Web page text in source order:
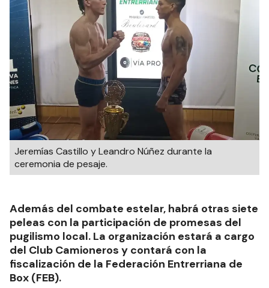
Jeremías Castillo y Leandro Núñez durante la
ceremonia de pesaje.
Además del combate estelar, habrá otras siete
peleas con la participación de promesas del
pugilismo local. La organización estará a cargo
del Club Camioneros y contará con la
fiscalización de la Federación Entrerriana de
Box (FEB).